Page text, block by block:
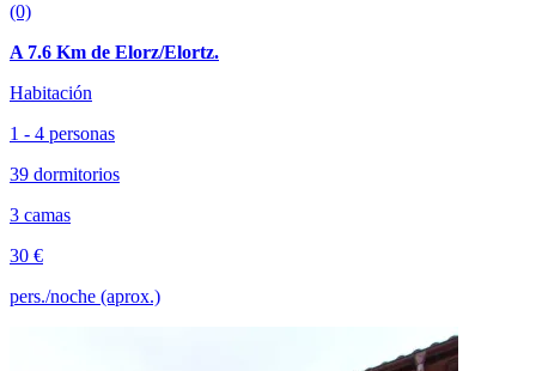
(0)
A 7.6 Km de Elorz/Elortz.
Habitación
1 - 4 personas
39 dormitorios
3 camas
30 €
pers./noche (aprox.)